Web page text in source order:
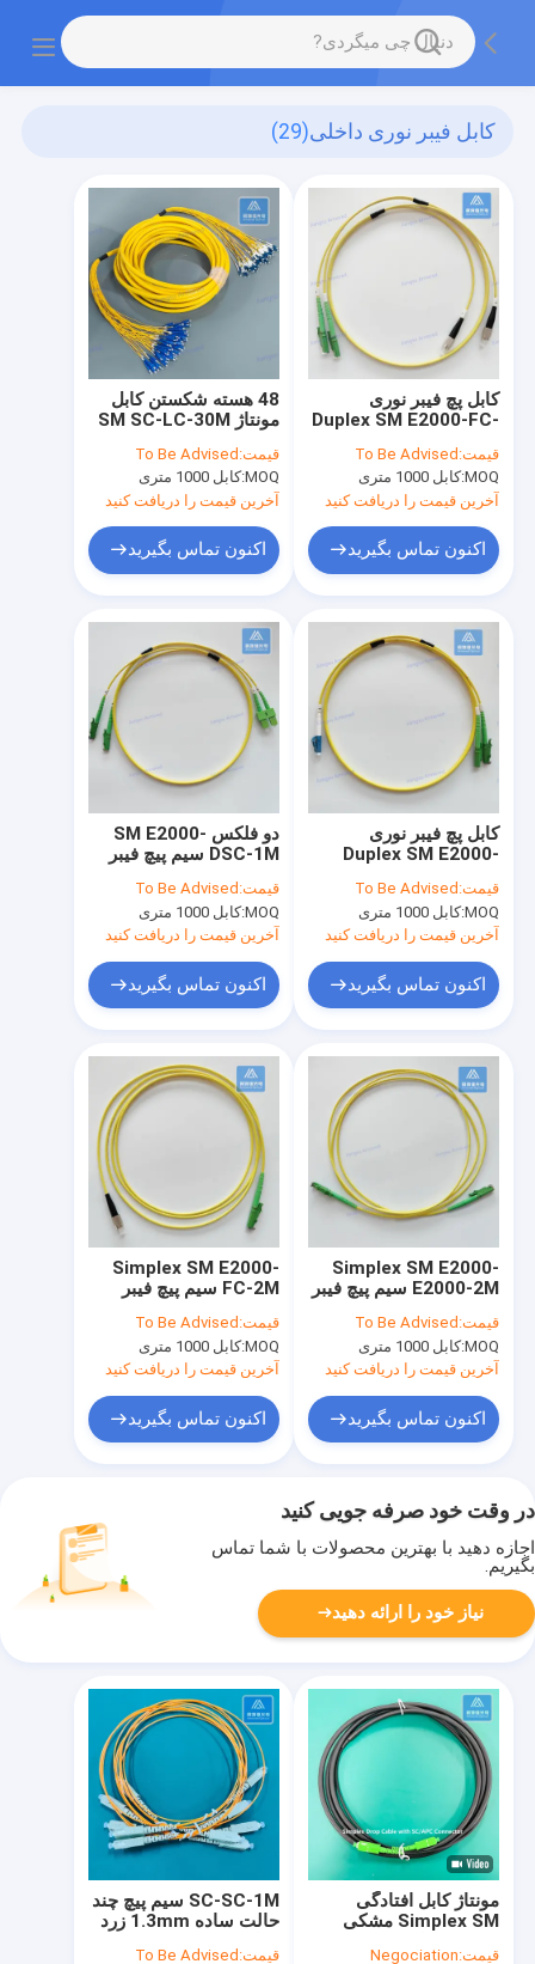
کابل فیبر نوری داخلی(29)
48 هسته شکستن کابل
مونتاژ SM SC-LC-30M
پیچ سرب
قیمت: To Be Advised
MOQ: کابل 1000 متری
آخرین قیمت را دریافت کنید
اکنون تماس بگیرید
کابل پچ فیبر نوری
Duplex SM E2000-FC-
قیمت: To Be Advised
MOQ: کابل 1000 متری
آخرین قیمت را دریافت کنید
اکنون تماس بگیرید
دو فلکس SM E2000-
DSC-1M سیم پیچ فیبر
قیمت: To Be Advised
MOQ: کابل 1000 متری
آخرین قیمت را دریافت کنید
اکنون تماس بگیرید
کابل پچ فیبر نوری
Duplex SM E2000-
قیمت: To Be Advised
MOQ: کابل 1000 متری
آخرین قیمت را دریافت کنید
اکنون تماس بگیرید
Simplex SM E2000-
FC-2M سیم پیچ فیبر
کابل مونتاژ
قیمت: To Be Advised
MOQ: کابل 1000 متری
آخرین قیمت را دریافت کنید
اکنون تماس بگیرید
Simplex SM E2000-
E2000-2M سیم پیچ فیبر
کابل مونتاژ
قیمت: To Be Advised
MOQ: کابل 1000 متری
آخرین قیمت را دریافت کنید
اکنون تماس بگیرید
در وقت خود صرفه جویی کنید
اجازه دهید با بهترین محصولات با شما تماس
بگیریم.
نیاز خود را ارائه دهید
SC-SC-1M سیم پیچ چند
حالت ساده 1.3mm زرد
قیمت: To Be Advised
مونتاژ کابل افتادگی
Simplex SM مشکی
قیمت:Negociation